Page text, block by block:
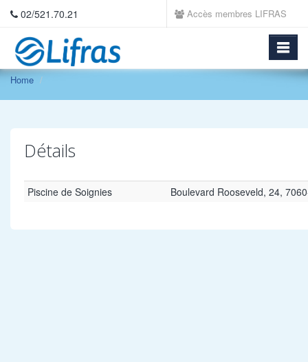
02/521.70.21 Accès membres LIFRAS
Home
Détails
Piscine de Soignies Boulevard Rooseveld, 24,